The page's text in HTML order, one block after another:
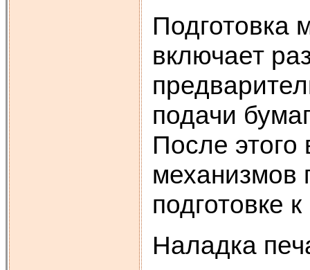
Подготовка
включает
подачи
После этого
механизмов
подготовке
Наладка